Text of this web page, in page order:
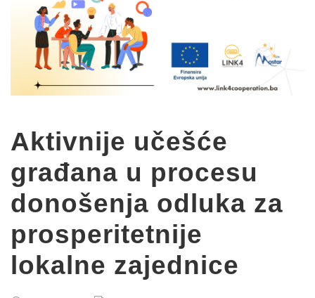
Aktivnije učešće
građana u procesu
donošenja odluka za
prosperitetnije
lokalne zajednice